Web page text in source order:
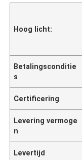
Hoog licht:
Betalingsconditie
s
Certificering
Levering vermoge
n
Levertijd